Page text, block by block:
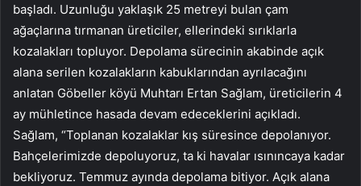
başladı. Uzunluğu yaklaşık 25 metreyi bulan çam
ağaçlarına tırmanan üreticiler, ellerindeki sırıklarla
kozalakları topluyor. Depolama sürecinin akabinde açık
alana serilen kozalakların kabuklarından ayrılacağını
anlatan Göbeller köyü Muhtarı Ertan Sağlam, üreticilerin 4
ay mühletince hasada devam edeceklerini açıkladı.
Sağlam, “Toplanan kozalaklar kış süresince depolanıyor.
Bahçelerimizde depoluyoruz, ta ki havalar ısınıncaya kadar
bekliyoruz. Temmuz ayında depolama bitiyor. Açık alana